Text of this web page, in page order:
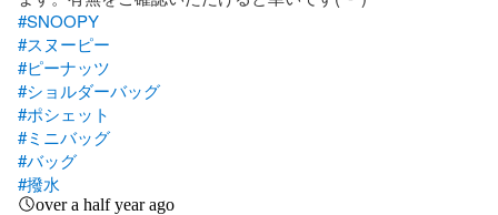
#SNOOPY
#スヌーピー
#ピーナッツ
#ショルダーバッグ
#ポシェット
#ミニバッグ
#バッグ
#撥水
over a half year ago